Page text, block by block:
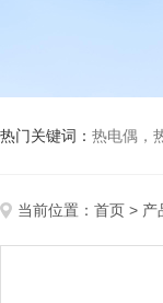
热门关键词： 热电偶，
当前位置： 首页 > 产